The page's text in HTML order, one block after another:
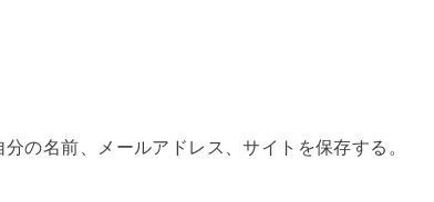
の名前、メールアドレス、サイトを保存する。